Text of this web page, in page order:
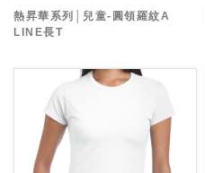
熱昇華系列│兒童-圓領羅紋A
LINE長T